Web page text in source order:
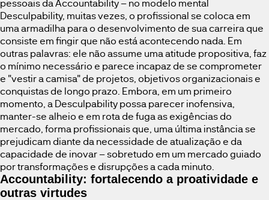
pessoais da Accountability – no modelo mental
Desculpability, muitas vezes, o profissional se coloca em
uma armadilha para o desenvolvimento de sua carreira que
consiste em fingir que não está acontecendo nada. Em
outras palavras: ele não assume uma atitude propositiva, faz
o mínimo necessário e parece incapaz de se comprometer
e "vestir a camisa" de projetos, objetivos organizacionais e
conquistas de longo prazo. Embora, em um primeiro
momento, a Desculpability possa parecer inofensiva,
manter-se alheio e em rota de fuga as exigências do
mercado, forma profissionais que, uma última instância se
prejudicam diante da necessidade de atualização e da
capacidade de inovar – sobretudo em um mercado guiado
por transformações e disrupções a cada minuto.
Accountability: fortalecendo a proatividade e
outras virtudes